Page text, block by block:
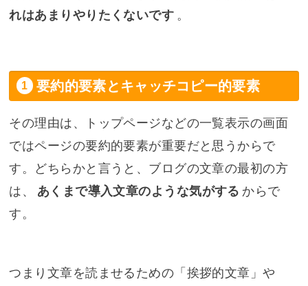
れはあまりやりたくないです 。
要約的要素とキャッチコピー的要素
その理由は、トップページなどの一覧表示の画面
ではページの要約的要素が重要だと思うからで
す。どちらかと言うと、ブログの文章の最初の方
は、
あくまで導入文章のような気がする からで
す。
つまり文章を読ませるための「挨拶的文章」や